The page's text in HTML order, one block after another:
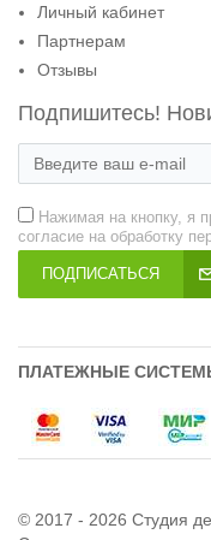
Личный кабинет
Партнерам
Отзывы
Подпишитесь!
Нажимая на кнопку, я
согласие на обработку
ПОДПИСАТЬСЯ
ПЛАТЕЖНЫЕ
© 2017 - 2026 Студия